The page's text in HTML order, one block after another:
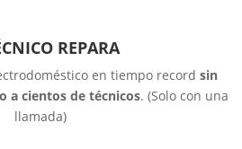
REPARA
en tiempo record sin
a cientos de técnicos. (Solo con una
llamada)